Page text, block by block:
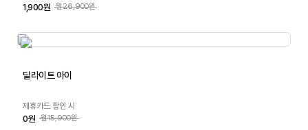
1,900원 월26,900원
딜라이트 아이
제휴카드 할인 시
0원 월15,900원